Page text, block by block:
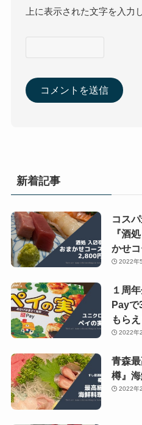
上に表示された文字を入力
新着記事
コス
『酒
かせコ
2022年
１周
Payで
もら
2022年
青森
樽』
2022年